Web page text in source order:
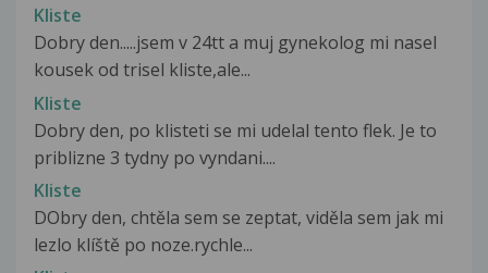
Kliste
Dobry den.....jsem v 24tt a muj gynekolog mi nasel
kousek od trisel kliste,ale...
Kliste
Dobry den, po klisteti se mi udelal tento flek. Je to
priblizne 3 tydny po vyndani....
Kliste
DObry den, chtěla sem se zeptat, viděla sem jak mi
lezlo klíště po noze.rychle...